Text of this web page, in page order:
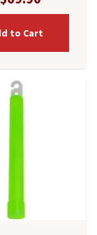
to Cart